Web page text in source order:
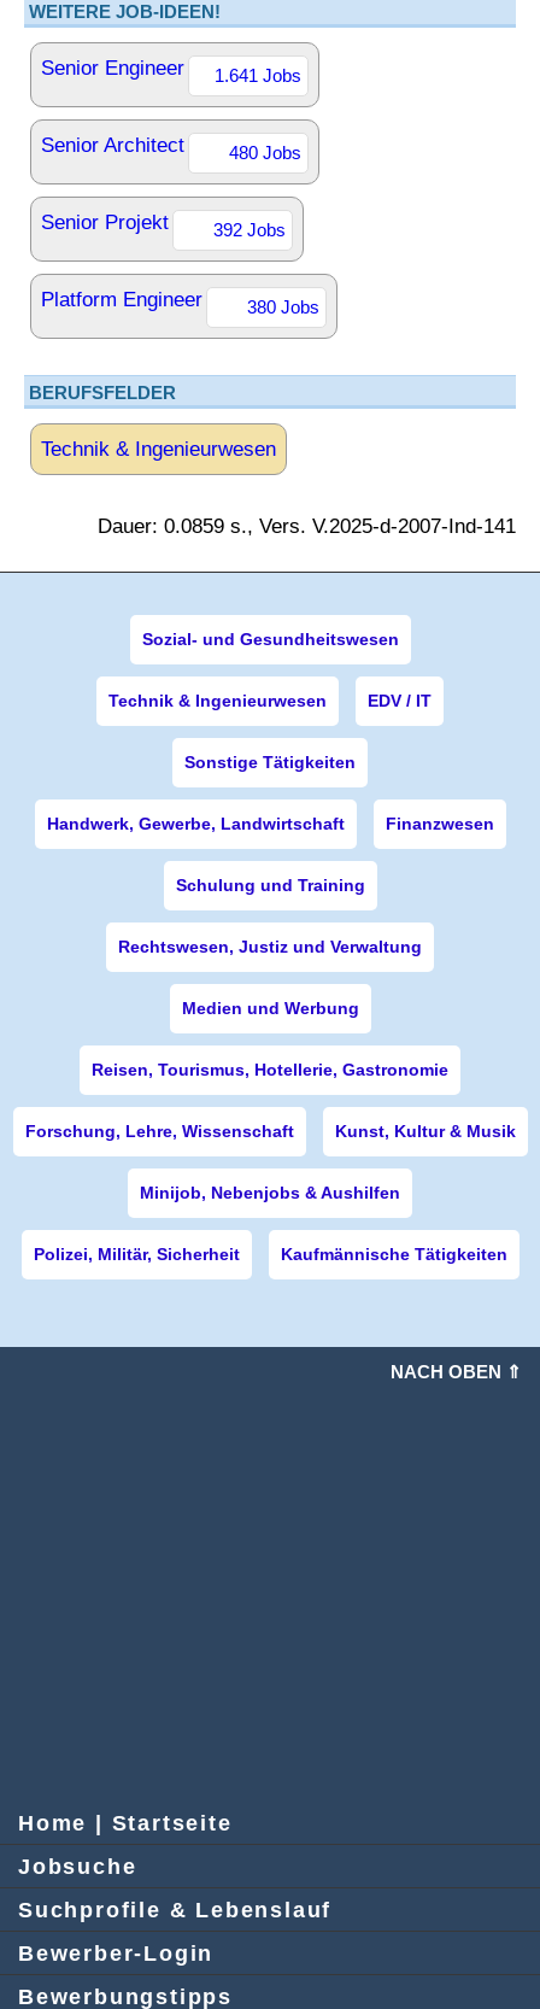
WEITERE JOB-IDEEN!
Senior Engineer 1.641 Jobs
Senior Architect 480 Jobs
Senior Projekt 392 Jobs
Platform Engineer 380 Jobs
BERUFSFELDER
Technik & Ingenieurwesen
Dauer: 0.0859 s., Vers. V.2025-d-2007-Ind-141
Sozial- und Gesundheitswesen
Technik & Ingenieurwesen EDV / IT
Sonstige Tätigkeiten
Handwerk, Gewerbe, Landwirtschaft Finanzwesen
Schulung und Training
Rechtswesen, Justiz und Verwaltung
Medien und Werbung
Reisen, Tourismus, Hotellerie, Gastronomie
Forschung, Lehre, Wissenschaft Kunst, Kultur & Musik
Minijob, Nebenjobs & Aushilfen
Polizei, Militär, Sicherheit Kaufmännische Tätigkeiten
NACH OBEN ⇑
Home | Startseite
Jobsuche
Suchprofile & Lebenslauf
Bewerber-Login
Bewerbungstipps